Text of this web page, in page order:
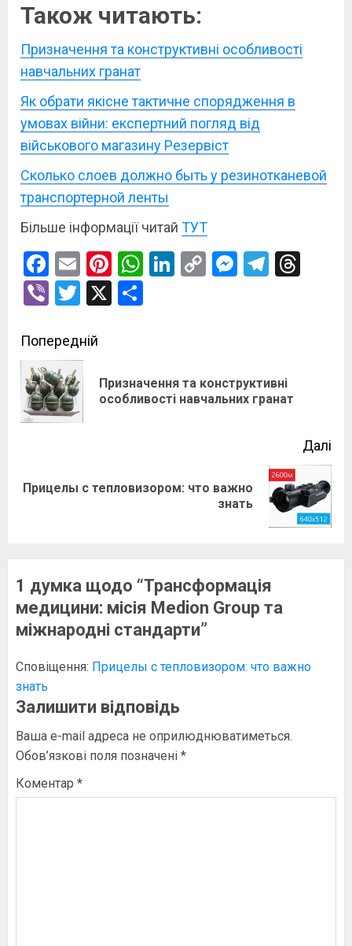
Також читають:
Призначення та конструктивні особливості
навчальних гранат
Як обрати якісне тактичне спорядження в
умовах війни: експертний погляд від
військового магазину Резервіст
Сколько слоев должно быть у резинотканевой
транспортерной ленты
Більше інформації читай ТУТ
Facebook
EmailPinterest
WhatsApp
LinkedIn
Copy
ViberTwitter
X
Post
navigation
Попередній
Призначення та конструктивні
особливості навчальних гранат
Далі
Наступний
Прицелы с тепловизором: что важно
знать
1 думка щодо “Трансформація
медицини: місія Medion Group та
міжнародні стандарти”
Сповіщення: Прицелы с тепловизором: что важно
знать
Залишити відповідь
Ваша e-mail адреса не оприлюднюватиметься.
Обов’язкові поля позначені *
Коментар *